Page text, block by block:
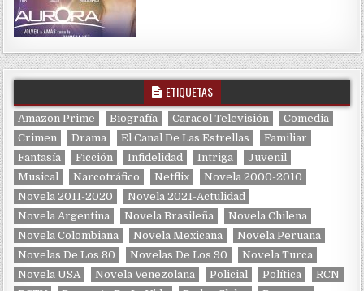
ETIQUETAS
Amazon Prime Biografía Caracol Televisión
Comedia
Crimen
Drama El Canal De Las Estrellas
Familiar
Fantasía
Ficción Infidelidad Intriga
Juvenil
Musical
Narcotráfico Netflix
Novela 2000-2010
Novela 2011-2020
Novela 2021-Actulidad
Novela Argentina
Novela Brasileña
Novela Chilena
Novela Colombiana
Novela Mexicana
Novela Peruana
Novelas De Los 80
Novelas De Los 90
Novela Turca
Novela USA
Novela Venezolana Policial Política
RCN